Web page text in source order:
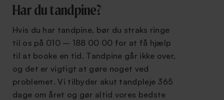
Har du tandpine?
Hvis du har tandpine, bør du straks ringe
til os på 010 – 188 00 00 for at få hjælp
til at booke en tid. Tandpine går ikke over,
og det er vigtigt at gøre noget ved
problemet. Vi tilbyder akut tandpleje 365
dage om året og gør altid vores bedste